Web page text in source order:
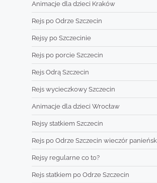
Animacje dla dzieci Kraków
Rejs po Odrze Szczecin
Rejsy po Szczecinie
Rejs po porcie Szczecin
Rejs Odrą Szczecin
Rejs wycieczkowy Szczecin
Animacje dla dzieci Wrocław
Rejsy statkiem Szczecin
Rejs po Odrze Szczecin wieczór
Rejsy regularne co to?
Rejs statkiem po Odrze Szczecin